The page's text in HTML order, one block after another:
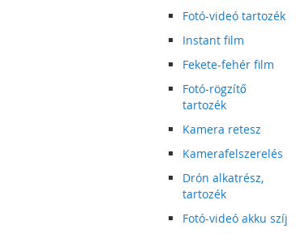
Fotó-videó tartozék
Instant film
Fekete-fehér film
Fotó-rögzítő
tartozék
Kamera retesz
Kamerafelszerelés
Drón alkatrész,
tartozék
Fotó-videó akku szíj